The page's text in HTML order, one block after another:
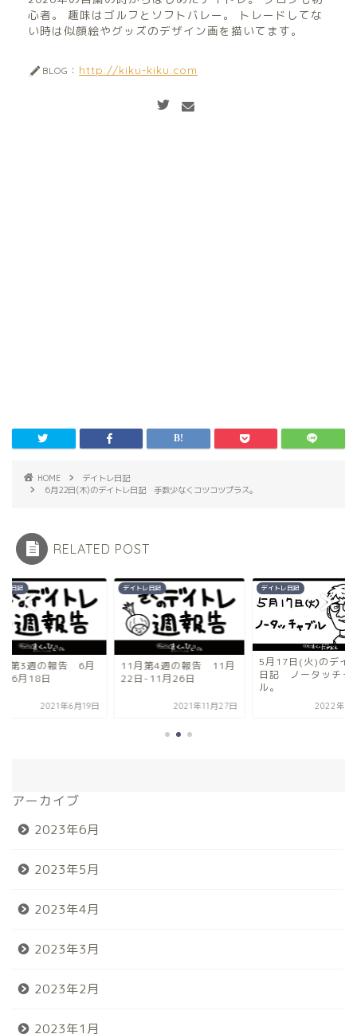
心者。 趣味はゴルフとソフトバレー。 トレードしてな
い時は似顔絵やグッズのデザイン画を描いてます。
BLOG： http://kiku-kiku.com
HOME
デイトレ日記
6月22日(木)のデイトレ日記 手数少なくコツコツプラス。
RELATED POST
レ日記
第3週の報告 6月
-6月18日
2021年6月19日
デイトレ日記
11月第4週の報告 11月
22日-11月26日
2021年11月27日
デイトレ日記
5月17日(火)のデイ
日記 ノータッチャ
ル。
2022年5
アーカイブ
2023年6月
2023年5月
2023年4月
2023年3月
2023年2月
2023年1月